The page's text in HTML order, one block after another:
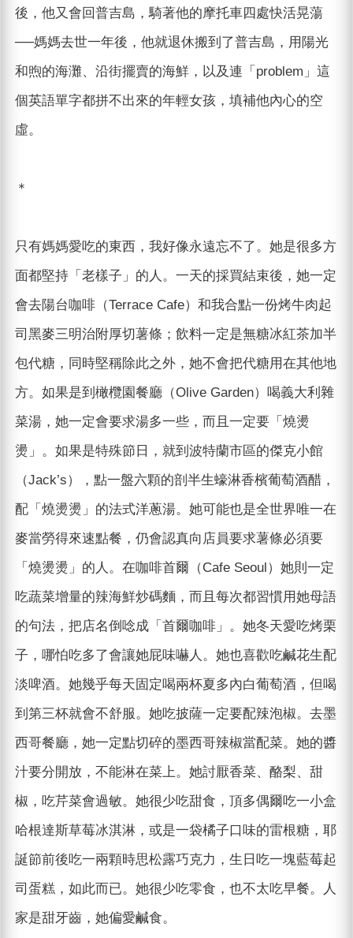
後，他又會回普吉島，騎著他的摩托車四處快活晃蕩
──媽媽去世一年後，他就退休搬到了普吉島，用陽光
和煦的海灘、沿街擺賣的海鮮，以及連「problem」這
個英語單字都拼不出來的年輕女孩，填補他內心的空
虛。
＊
只有媽媽愛吃的東西，我好像永遠忘不了。她是很多方
面都堅持「老樣子」的人。一天的採買結束後，她一定
會去陽台咖啡（Terrace Cafe）和我合點一份烤牛肉起
司黑麥三明治附厚切薯條；飲料一定是無糖冰紅茶加半
包代糖，同時堅稱除此之外，她不會把代糖用在其他地
方。如果是到橄欖園餐廳（Olive Garden）喝義大利雜
菜湯，她一定會要求湯多一些，而且一定要「燒燙
燙」。如果是特殊節日，就到波特蘭市區的傑克小館
（Jack’s），點一盤六顆的剖半生蠔淋香檳葡萄酒醋，
配「燒燙燙」的法式洋蔥湯。她可能也是全世界唯一在
麥當勞得來速點餐，仍會認真向店員要求薯條必須要
「燒燙燙」的人。在咖啡首爾（Cafe Seoul）她則一定
吃蔬菜增量的辣海鮮炒碼麵，而且每次都習慣用她母語
的句法，把店名倒唸成「首爾咖啡」。她冬天愛吃烤栗
子，哪怕吃多了會讓她屁味嚇人。她也喜歡吃鹹花生配
淡啤酒。她幾乎每天固定喝兩杯夏多內白葡萄酒，但喝
到第三杯就會不舒服。她吃披薩一定要配辣泡椒。去墨
西哥餐廳，她一定點切碎的墨西哥辣椒當配菜。她的醬
汁要分開放，不能淋在菜上。她討厭香菜、酪梨、甜
椒，吃芹菜會過敏。她很少吃甜食，頂多偶爾吃一小盒
哈根達斯草莓冰淇淋，或是一袋橘子口味的雷根糖，耶
誕節前後吃一兩顆時思松露巧克力，生日吃一塊藍莓起
司蛋糕，如此而已。她很少吃零食，也不太吃早餐。人
家是甜牙齒，她偏愛鹹食。